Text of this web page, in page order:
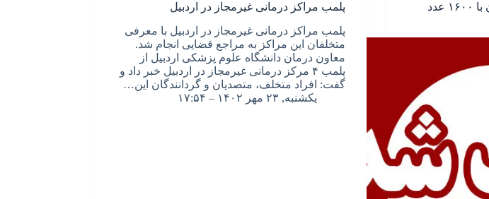
پلمب رستوران معروف در همدان با ۱۶۰۰ عدد
پلمب مراکز درمانی غیرمجاز در اردبیل
پلمب مراکز درمانی غیرمجاز در اردبیل با معرفی
متخلفان این مراکز به مراجع قضایی انجام شد.
معاون درمان دانشگاه علوم پزشکی اردبیل از
پلمب ۴ مرکز درمانی غیرمجاز در اردبیل خبر داد و
گفت: افراد متخلف، متصدیان و گردانندگان این…
یکشنبه, ۲۳ مهر ۱۴۰۲ – ۱۷:۵۴